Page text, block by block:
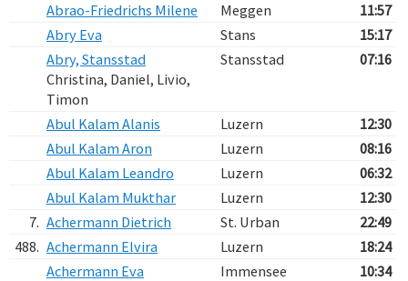
Abrao-Friedrichs Milene
Meggen
11:57
Abry Eva
Stans
15:17
Abry, Stansstad
Christina, Daniel, Livio,
Timon
Stansstad 07:16
Abul Kalam Alanis Luzern
12:30
Abul Kalam Aron
Luzern
08:16
Abul Kalam Leandro
Luzern
06:32
Abul Kalam Mukthar
Luzern
12:30
7. Achermann Dietrich St. Urban
22:49
488. Achermann Elvira Luzern
18:24
Achermann Eva
Immensee
10:34